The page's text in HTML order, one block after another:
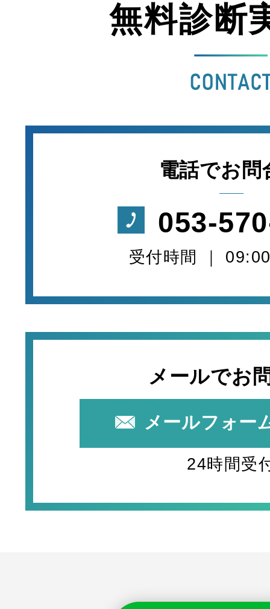
無料診断
電話でお問
053-
受付時間 ｜
メールでお
メールフォー
24時間受